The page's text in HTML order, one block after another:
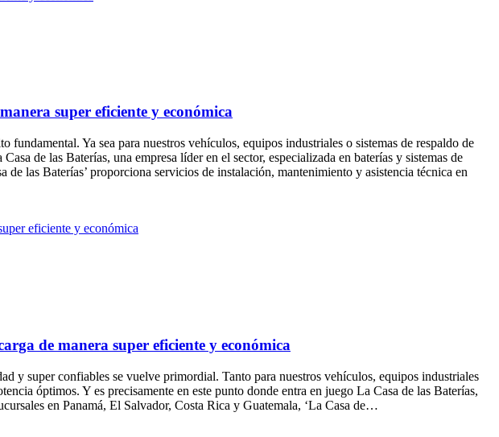
super eficiente y económica
Ya sea para nuestros vehículos, equipos industriales o sistemas de respaldo de
de las Baterías, una empresa líder en el sector, especializada en baterías y sistemas de
las Baterías’ proporciona servicios de instalación, mantenimiento y asistencia técnica en
de manera super eficiente y económica
y super confiables se vuelve primordial. Tanto para nuestros vehículos, equipos industriales
óptimos. Y es precisamente en este punto donde entra en juego La Casa de las Baterías,
en Panamá, El Salvador, Costa Rica y Guatemala, ‘La Casa de…